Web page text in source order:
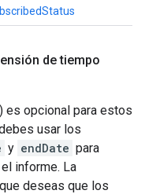
de tiempo
) es opcional para estos
usar los
y endDate para
informe. La
deseas que los